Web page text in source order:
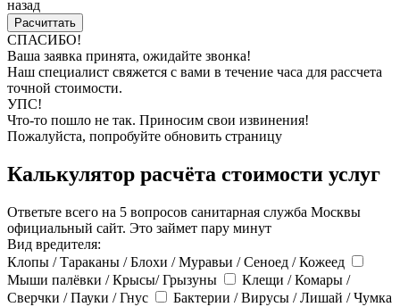
назад
СПАСИБО!
Ваша заявка принята, ожидайте звонка!
Наш специалист свяжется с вами в течение часа для рассчета
точной стоимости.
УПС!
Что-то пошло не так. Приносим свои извинения!
Пожалуйста, попробуйте обновить страницу
Калькулятор расчёта стоимости услуг
Ответьте всего на 5 вопросов санитарная служба Москвы
официальный сайт. Это займет пару минут
Вид вредителя:
Клопы / Тараканы / Блохи / Муравьи / Сеноед / Кожеед
Мыши палёвки / Крысы/ Грызуны
Клещи / Комары /
Сверчки / Пауки / Гнус
Бактерии / Вирусы / Лишай / Чумка